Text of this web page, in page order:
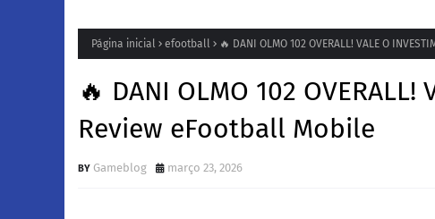
Página inicial efootball 🔥 DANI OLMO 102 OVERALL! VALE O
🔥 DANI OLMO 102 OVERALL!
Review eFootball Mobile
Gameblog março 23, 2026